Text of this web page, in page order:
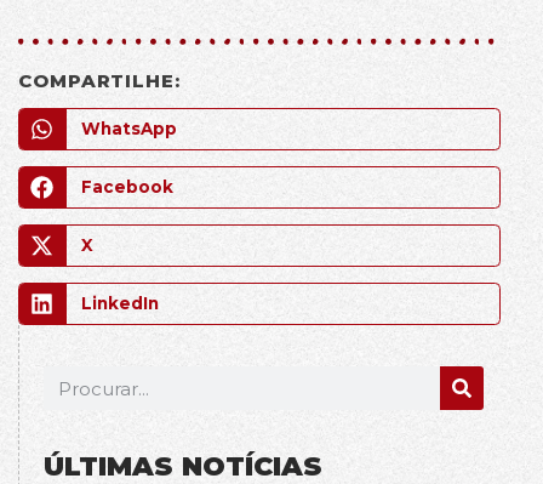
COMPARTILHE:
WhatsApp
Facebook
X
LinkedIn
ÚLTIMAS NOTÍCIAS